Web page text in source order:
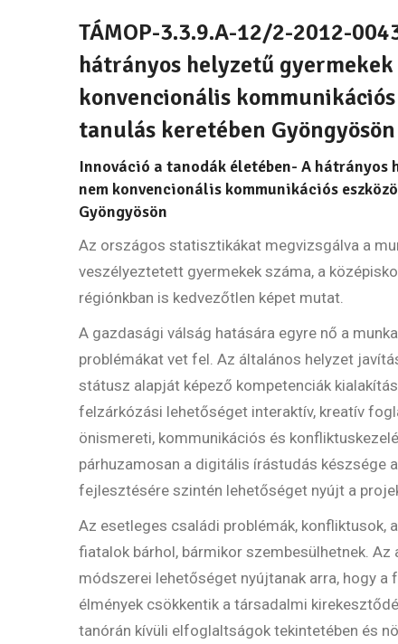
TÁMOP-3.3.9.A-12/2-2012-
hátrányos helyzetű
konvencionális
tanulás keretében Gyöngyösön
Innováció a tanodák életében- A hátrányos
nem konvencionális kommunikációs
Gyöngyösön
Az országos statisztikákat megvizsgálva a
veszélyeztetett gyermekek száma, a
régiónkban is kedvezőtlen képet mutat.
A gazdasági válság hatására egyre nő a
problémákat vet fel. Az általános helyzet
státusz alapját képező kompetenciák
felzárkózási lehetőséget interaktív, kreatív
önismereti, kommunikációs és
párhuzamosan a digitális írástudás készsége
fejlesztésére szintén lehetőséget nyújt a
Az esetleges családi problémák, konfliktusok,
fiatalok bárhol, bármikor szembesülhetnek.
módszerei lehetőséget nyújtanak arra, hogy
élmények csökkentik a társadalmi
tanórán kívüli elfoglaltságok tekintetében és